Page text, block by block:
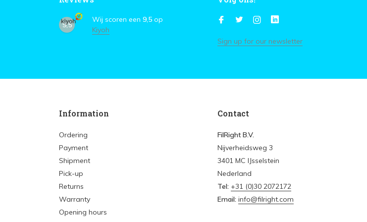
9,5
Wij scoren een 9,5 op
Kiyoh
Sign up for our newsletter
Information
Ordering
Payment
Shipment
Pick-up
Returns
Warranty
Opening hours
Contact
FilRight B.V.
Nijverheidsweg 3
3401 MC IJsselstein
Nederland
Tel: +31 (0)30 2072172
Email: info@filright.com